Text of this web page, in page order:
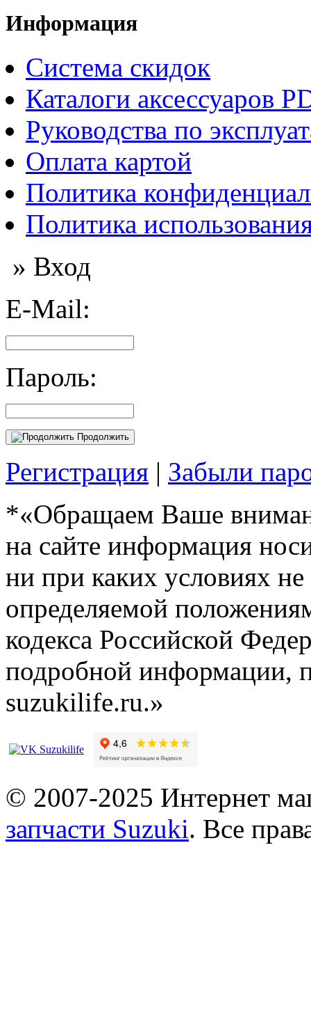
Информация
Система скидок
Каталоги аксессуаров
Руководства по
Оплата картой
Политика
Политика
» Вход
E-Mail:
Пароль:
Продолжить
Регистрация | Забыли
*«Обращаем Ваше
на сайте информация
ни при каких условиях
определяемой
кодекса Российской
подробной информации,
suzukilife.ru.»
© 2007-2025 Интернет
запчасти Suzuki. Все